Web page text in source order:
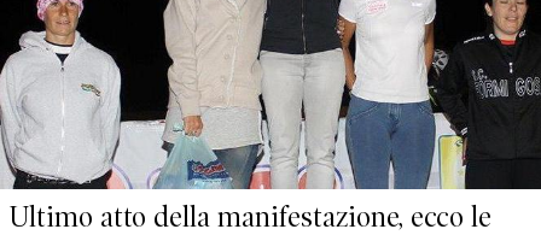
Ultimo atto della manifestazione, ecco le